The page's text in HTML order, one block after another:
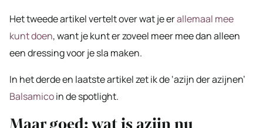
Het tweede artikel vertelt over wat je erallemaal mee
kunt doen, want je kunt er zoveel meer mee dan alleen
een dressing voor je sla maken.
In het derde en laatste artikel zet ik de ‘azijn der azijnen’
Balsamicoin de spotlight.